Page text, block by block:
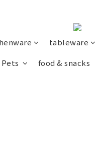
tableware
Pets food & snacks